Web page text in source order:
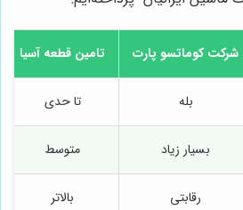
شرکت کوماتسو پارت تامین قطعه آسیا
بله تا حدی
بسیار زیاد متوسط
رقابتی بالاتر